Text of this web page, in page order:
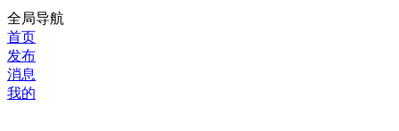
全局导航
首页
发布
消息
我的